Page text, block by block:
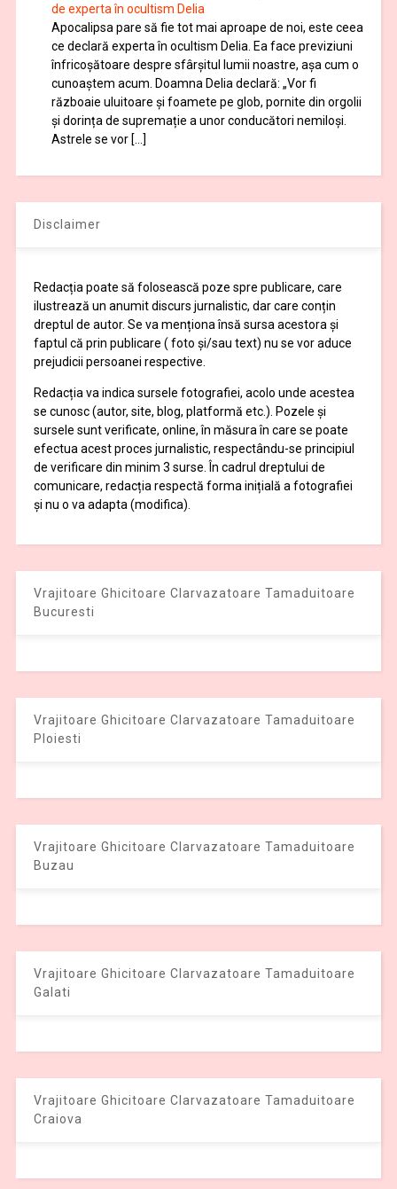
de experta în ocultism Delia
Apocalipsa pare să fie tot mai aproape de noi, este ceea
ce declară experta în ocultism Delia. Ea face previziuni
înfricoșătoare despre sfârșitul lumii noastre, așa cum o
cunoaștem acum. Doamna Delia declară: „Vor fi
războaie uluitoare și foamete pe glob, pornite din orgolii
și dorința de supremație a unor conducători nemiloși.
Astrele se vor […]
Disclaimer
Redacția poate să folosească poze spre publicare, care
ilustrează un anumit discurs jurnalistic, dar care conțin
dreptul de autor. Se va menționa însă sursa acestora și
faptul că prin publicare ( foto și/sau text) nu se vor aduce
prejudicii persoanei respective.
Redacția va indica sursele fotografiei, acolo unde acestea
se cunosc (autor, site, blog, platformă etc.). Pozele și
sursele sunt verificate, online, în măsura în care se poate
efectua acest proces jurnalistic, respectându-se principiul
de verificare din minim 3 surse. În cadrul dreptului de
comunicare, redacția respectă forma inițială a fotografiei
și nu o va adapta (modifica).
Vrajitoare Ghicitoare Clarvazatoare Tamaduitoare
Bucuresti
Vrajitoare Ghicitoare Clarvazatoare Tamaduitoare
Ploiesti
Vrajitoare Ghicitoare Clarvazatoare Tamaduitoare
Buzau
Vrajitoare Ghicitoare Clarvazatoare Tamaduitoare
Galati
Vrajitoare Ghicitoare Clarvazatoare Tamaduitoare
Craiova